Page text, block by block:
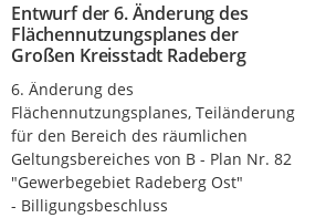
Entwurf der 6. Änderung des
Flächennutzungsplanes der
Großen Kreisstadt Radeberg
6. Änderung des
Flächennutzungsplanes, Teiländerung
für den Bereich des räumlichen
Geltungsbereiches von B - Plan Nr. 82
"Gewerbegebiet Radeberg Ost"
- Billigungsbeschluss